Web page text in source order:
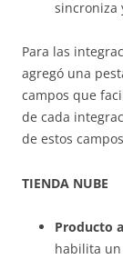
sincroniza
Para las
agregó una
campos que
de cada
de estos
TIENDA NUBE
Producto
habilita